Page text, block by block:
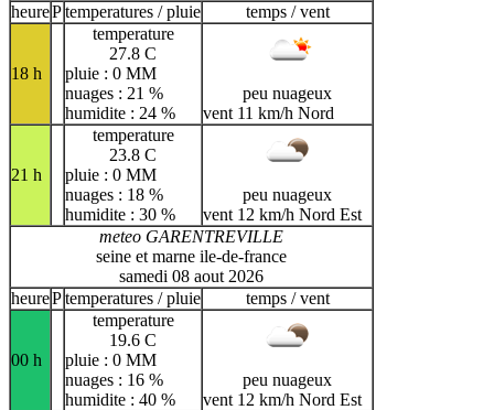
heurePtemperatures / pluie temps / vent
18 h
temperature
27.8 C
pluie : 0 MM
nuages : 21 %
humidite : 24 %
peu nuageux
vent 11 km/h Nord
21 h
temperature
23.8 C
pluie : 0 MM
nuages : 18 %
humidite : 30 %
peu nuageux
vent 12 km/h Nord Est
meteo GARENTREVILLE
seine et marne ile-de-france
samedi 08 aout 2026
heurePtemperatures / pluie temps / vent
00 h
temperature
19.6 C
pluie : 0 MM
nuages : 16 %
humidite : 40 %
peu nuageux
vent 12 km/h Nord Est